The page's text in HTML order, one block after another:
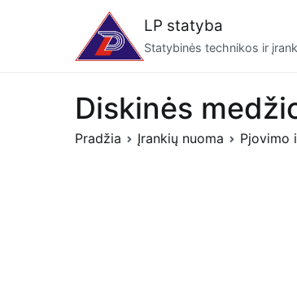
LP statyba
Statybinės technikos ir
Diskinės
Pradžia Įrankių nuoma Pjovimo